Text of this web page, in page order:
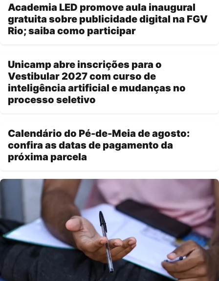
Academia LED promove aula inaugural
gratuita sobre publicidade digital na FGV
Rio; saiba como participar
Unicamp abre inscrições para o
Vestibular 2027 com curso de
inteligência artificial e mudanças no
processo seletivo
Calendário do Pé-de-Meia de agosto:
confira as datas de pagamento da
próxima parcela